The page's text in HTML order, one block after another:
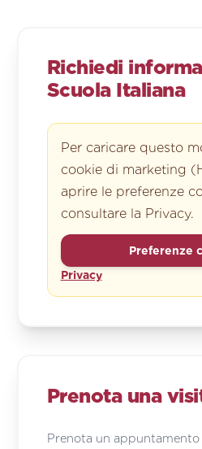
Richiedi
Scuola Italiana
Per caricare questo
cookie di marketing
aprire le preferenze
consultare la Privacy.
Preferenze
Privacy
Prenota una
Prenota un